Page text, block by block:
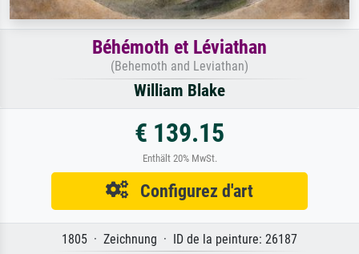
Béhémoth et Léviathan
(Behemoth and Leviathan)
William Blake
€ 139.15
Enthält 20% MwSt.
Configurez d'art
1805 · Zeichnung · ID de la peinture: 26187